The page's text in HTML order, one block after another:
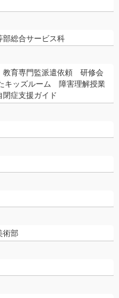
総合サービス科
育専門監派遣依頼 研修会
ッズルーム 障害理解授業
症支援ガイド
部